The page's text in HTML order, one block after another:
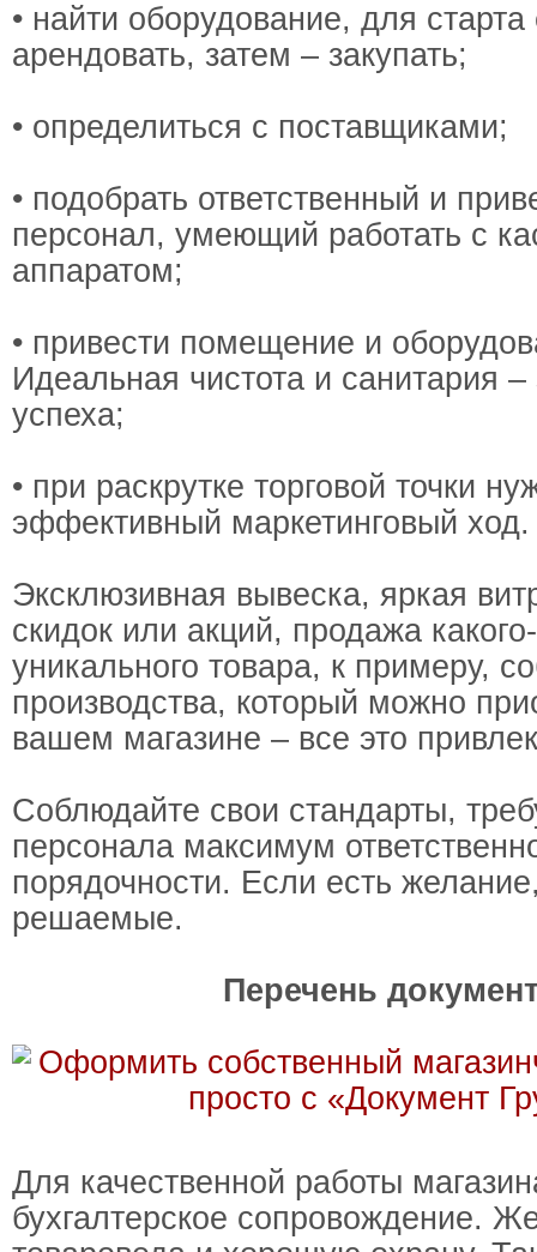
• найти оборудование, для
арендовать, затем – закупать;
• определиться с поставщиками;
• подобрать ответственный и
персонал, умеющий работать с
аппаратом;
• привести помещение и
Идеальная чистота и санитария –
успеха;
• при раскрутке торговой точки
эффективный маркетинговый ход.
Эксклюзивная вывеска, яркая
скидок или акций, продажа
уникального товара, к примеру,
производства, который можно
вашем магазине – все это
Соблюдайте свои стандарты,
персонала максимум
порядочности. Если есть
решаемые.
Перечень
Для качественной работы
бухгалтерское сопровождение.